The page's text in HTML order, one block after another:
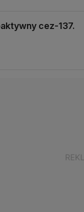
cez-137.